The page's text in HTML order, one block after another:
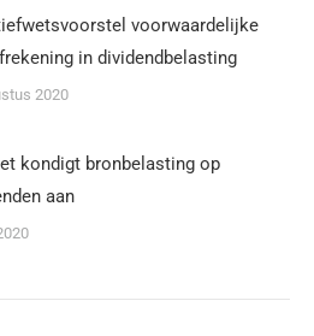
voorwaardelijke
in dividendbelasting
2020
kondigt bronbelasting op
aan